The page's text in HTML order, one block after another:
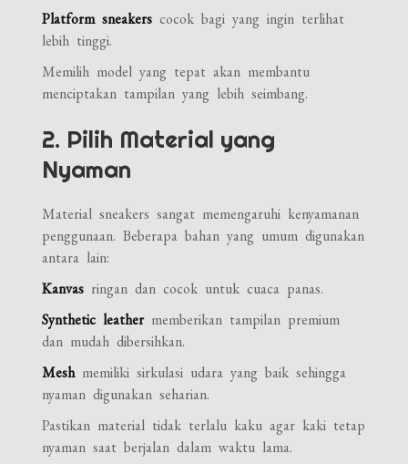
Platform sneakers cocok bagi yang ingin terlihat
lebih tinggi.
Memilih model yang tepat akan membantu
menciptakan tampilan yang lebih seimbang.
2. Pilih Material yang
Nyaman
Material sneakers sangat memengaruhi kenyamanan
penggunaan. Beberapa bahan yang umum digunakan
antara lain:
Kanvas ringan dan cocok untuk cuaca panas.
Synthetic leathermemberikan tampilan premium
dan mudah dibersihkan.
Meshmemiliki sirkulasi udara yang baik sehingga
nyaman digunakan seharian.
Pastikan material tidak terlalu kaku agar kaki tetap
nyaman saat berjalan dalam waktu lama.